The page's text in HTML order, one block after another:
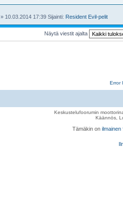
» 10.03.2014 17:39 Sijainti: Resident Evil-pelit
Näytä viestit ajalta
Error
Keskustelufoorumin
Käännös,
Tämäkin on ilmainen